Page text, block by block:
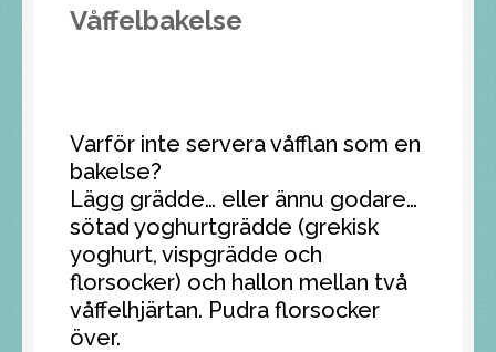
Våffelbakelse
Varför inte servera våfflan som en
bakelse?
Lägg grädde… eller ännu godare…
sötad yoghurtgrädde (grekisk
yoghurt, vispgrädde och
florsocker) och hallon mellan två
våffelhjärtan. Pudra florsocker
över.